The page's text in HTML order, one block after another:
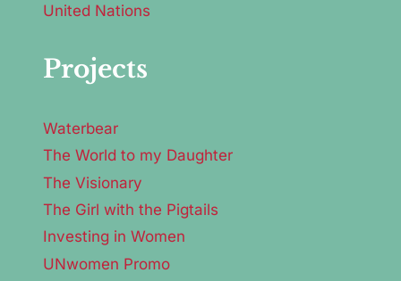
United Nations
Projects
Waterbear
The World to my Daughter
The Visionary
The Girl with the Pigtails
Investing in Women
UNwomen Promo